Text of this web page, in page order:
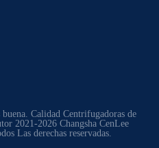
Calidad Centrifugadoras de
2021-2026 Changsha CenLee
Las derechas reservadas.